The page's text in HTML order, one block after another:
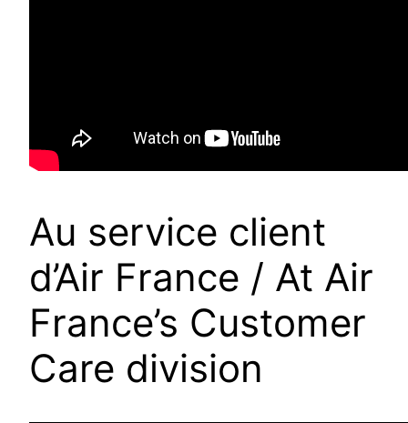
Au service client
d’Air France / At Air
France’s Customer
Care division